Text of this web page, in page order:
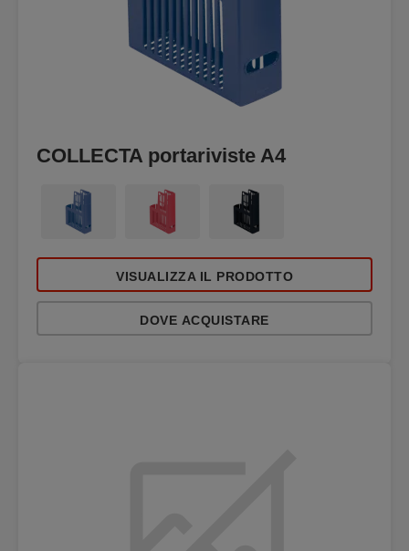
COLLECTA portariviste A4
VISUALIZZA IL PRODOTTO
DOVE ACQUISTARE